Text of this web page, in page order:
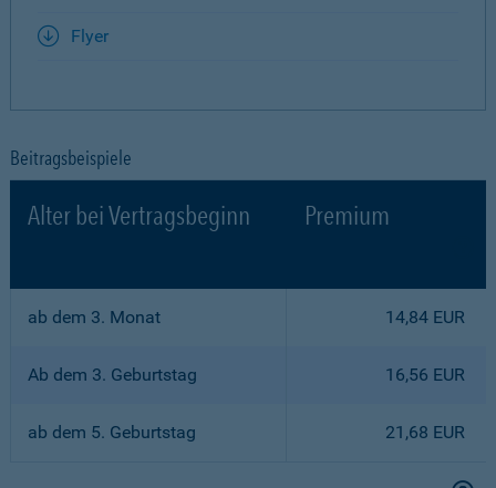
Flyer
Beitragsbeispiele
Alter bei Vertragsbeginn Premium
ab dem 3. Monat 14,84 EUR
Ab dem 3. Geburtstag 16,56 EUR
ab dem 5. Geburtstag 21,68 EUR